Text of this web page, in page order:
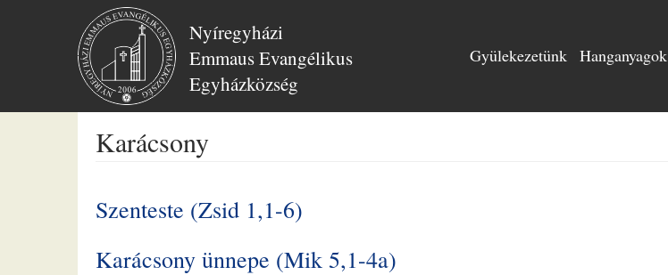
Nyíregyházi
Emmaus Evangélikus
Egyházközség
Gyülekezetünk Hanganyagok
Karácsony
Szenteste (Zsid 1,1-6)
Karácsony ünnepe (Mik 5,1-4a)